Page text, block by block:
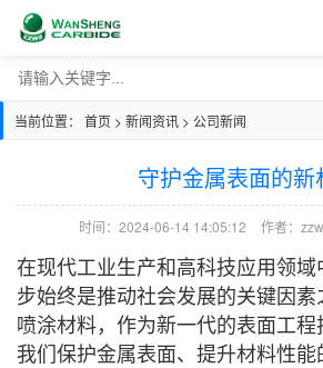
当前位置： 首页 > 新闻资讯 > 公司新闻
守护金属表面的新
时间：2024-06-14 14:05:12 作者：
在现代工业生产和高科技应用领
步始终是推动社会发展的关键因
喷涂材料，作为新一代的表面工
我们保护金属表面、提升材料性能